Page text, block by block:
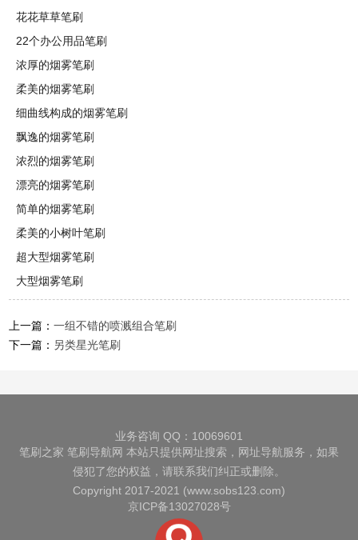
花花草草笔刷
22个办公用品笔刷
浓厚的烟雾笔刷
柔美的烟雾笔刷
细曲线构成的烟雾笔刷
飘逸的烟雾笔刷
浓烈的烟雾笔刷
漂亮的烟雾笔刷
简单的烟雾笔刷
柔美的小树叶笔刷
超大型烟雾笔刷
大型烟雾笔刷
上一篇：一组不错的喷溅组合笔刷
下一篇： 另类星光笔刷
业务咨询 QQ：10069601
笔刷之家 笔刷导航网 本站只提供网址搜索，网址导航服务，如果
侵犯了您的权益，请联系我们纠正或删除。
Copyright 2017-2021 (www.sobs123.com)
京ICP备13027028号